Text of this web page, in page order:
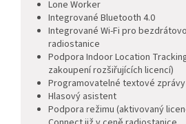
Lone Worker
Integrované Bluetooth 4.0
Integrované Wi-Fi pro
radiostanice
Podpora Indoor Location
zakoupení rozšiřujících licencí)
Programovatelné textové zprávy
Hlasový asistent
Podpora režimu (aktivovaný